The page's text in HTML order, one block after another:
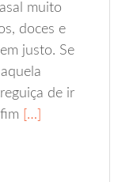
muito
doces e
justo. Se
de ir
[…]